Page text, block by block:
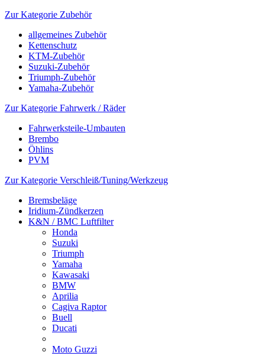
Zur Kategorie Zubehör
allgemeines Zubehör
Kettenschutz
KTM-Zubehör
Suzuki-Zubehör
Triumph-Zubehör
Yamaha-Zubehör
Zur Kategorie Fahrwerk / Räder
Fahrwerksteile-Umbauten
Brembo
Öhlins
PVM
Zur Kategorie Verschleiß/Tuning/Werkzeug
Bremsbeläge
Iridium-Zündkerzen
K&N / BMC Luftfilter
Honda
Suzuki
Triumph
Yamaha
Kawasaki
BMW
Aprilia
Cagiva Raptor
Buell
Ducati
Moto Guzzi